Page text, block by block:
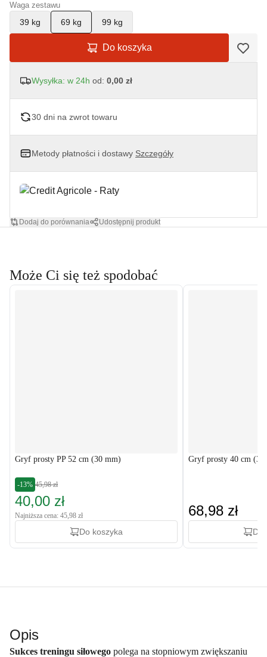
Waga zestawu
39 kg 69 kg 99 kg
Do koszyka
Wysyłka: w 24h od: 0,00 zł
30 dni na zwrot towaru
Metody płatności i dostawy Szczegóły
Dodaj do porównania Udostępnij produkt
Może Ci się też spodobać
Gryf prosty PP 52 cm (30 mm)
-13% 45,98 zł
40,00 zł
Najniższa cena: 45,98 zł
Do koszyka
Gryf prosty 40 cm (30
68,98 zł
Do
Opis
Sukces treningu siłowego polega na stopniowym zwiększaniu